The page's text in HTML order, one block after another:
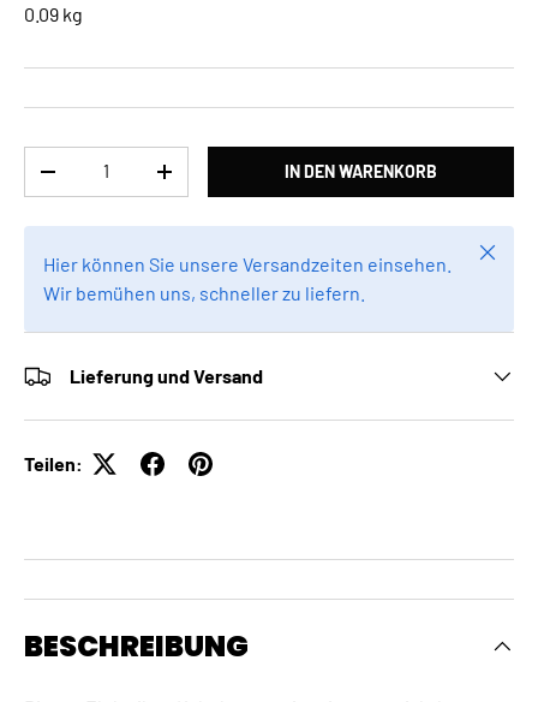
0.09 kg
MENGE VERRINGERNMENGE ERHÖHENIN DEN WARENKORB
Hier können Sie unsere Versandzeiten einsehen.
Wir bemühen uns, schneller zu liefern.
Lieferung und Versand
Teilen:
BESCHREIBUNG